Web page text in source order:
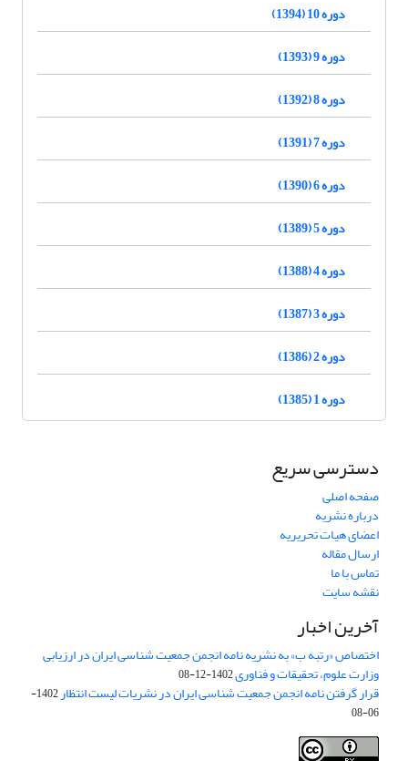
دوره 10 (1394)
دوره 9 (1393)
دوره 8 (1392)
دوره 7 (1391)
دوره 6 (1390)
دوره 5 (1389)
دوره 4 (1388)
دوره 3 (1387)
دوره 2 (1386)
دوره 1 (1385)
دسترسی سریع
صفحه اصلی
درباره نشریه
اعضای هیات تحریریه
ارسال مقاله
تماس با ما
نقشه سایت
آخرین اخبار
اختصاص «رتبه ب» به نشریه نامه انجمن جمعیت شناسی ایران در ارزیابی
وزارت علوم، تحقیقات و فناوری1402-12-08
قرار گرفتن نامه انجمن جمعیت شناسی ایران در نشریات لیست انتظار
1402-
06-08